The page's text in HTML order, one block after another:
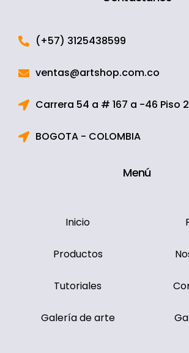
(+57) 3125438599
ventas@artshop.com.co
Carrera 54 a # 167 a -46 Piso 2
BOGOTA - COLOMBIA
Menú
Inicio
Productos
Tutoriales
Galería de arte